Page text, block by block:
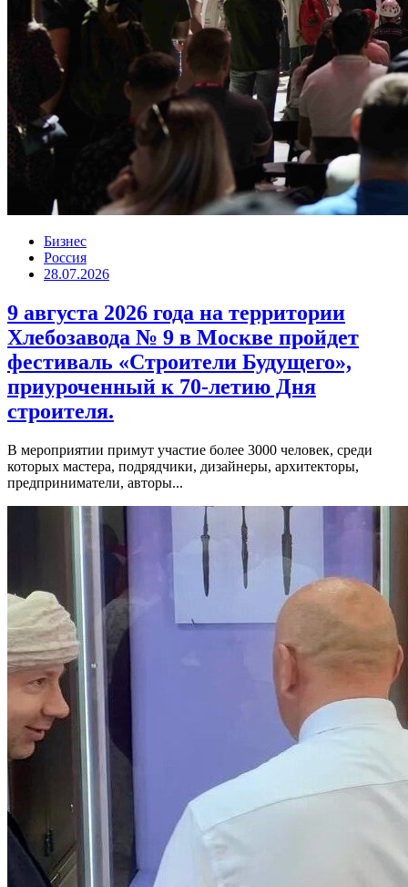
Бизнес
Россия
28.07.2026
9 августа 2026 года на территории
Хлебозавода № 9 в Москве пройдет
фестиваль «Строители Будущего»,
приуроченный к 70-летию Дня
строителя.
В мероприятии примут участие более 3000 человек, среди
которых мастера, подрядчики, дизайнеры, архитекторы,
предприниматели, авторы...